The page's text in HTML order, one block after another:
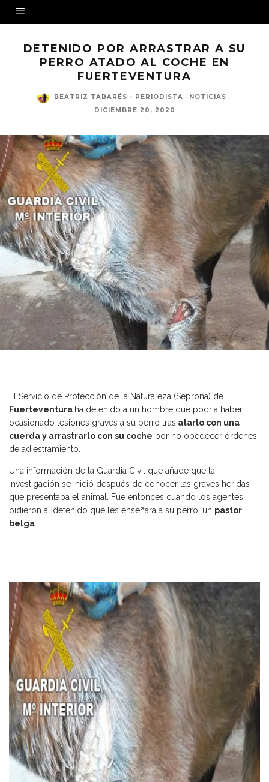
DETENIDO POR ARRASTRAR A SU
PERRO ATADO AL COCHE EN
FUERTEVENTURA
BEATRIZ TABARÉS - PERIODISTA · NOTICIAS ·
DICIEMBRE 20, 2020
El Servicio de Protección de la Naturaleza (Seprona) de
Fuerteventura ha detenido a un hombre que podría haber
ocasionado lesiones graves a su perro tras atarlo con una
cuerda y arrastrarlo con su coche por no obedecer órdenes
de adiestramiento.
Una información de la Guardia Civil que añade que la
investigación se inició después de conocer las graves heridas
que presentaba el animal. Fue entonces cuando los agentes
pidieron al detenido que les enseñara a su perro, un pastor
belga.